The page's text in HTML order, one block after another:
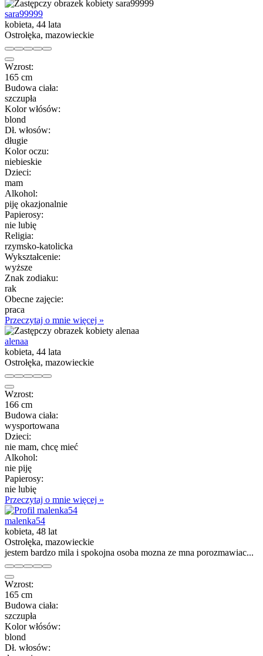
sara99999
kobieta, 44 lata
Ostrołęka, mazowieckie
Wzrost:
165 cm
Budowa ciała:
szczupła
Kolor włósów:
blond
Dł. włosów:
długie
Kolor oczu:
niebieskie
Dzieci:
mam
Alkohol:
piję okazjonalnie
Papierosy:
nie lubię
Religia:
rzymsko-katolicka
Wykształcenie:
wyższe
Znak zodiaku:
rak
Obecne zajęcie:
praca
Przeczytaj o mnie więcej »
alenaa
kobieta, 44 lata
Ostrołęka, mazowieckie
Wzrost:
166 cm
Budowa ciała:
wysportowana
Dzieci:
nie mam, chcę mieć
Alkohol:
nie piję
Papierosy:
nie lubię
Przeczytaj o mnie więcej »
malenka54
kobieta, 48 lat
Ostrołęka, mazowieckie
jestem bardzo mila i spokojna osoba mozna ze mna porozmawiac...
Wzrost:
165 cm
Budowa ciała:
szczupła
Kolor włósów:
blond
Dł. włosów: